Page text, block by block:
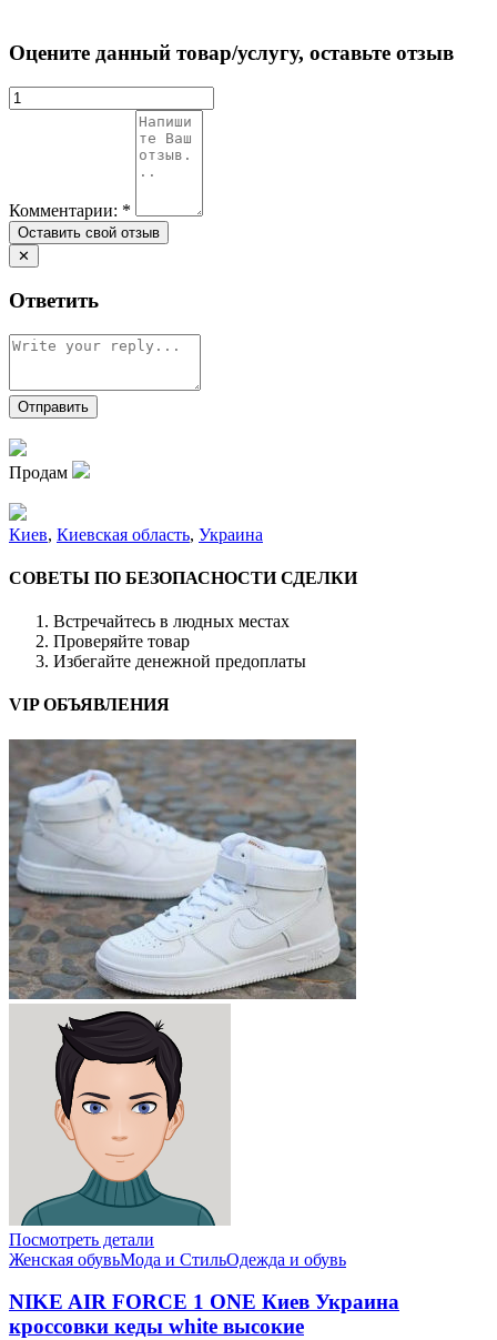
Оцените данный товар/услугу, оставьте отзыв
Комментарии: *
✕
Ответить
Продам
Киев, Киевская область, Украина
СОВЕТЫ ПО БЕЗОПАСНОСТИ СДЕЛКИ
Встречайтесь в людных местах
Проверяйте товар
Избегайте денежной предоплаты
VIP ОБЪЯВЛЕНИЯ
Посмотреть детали
Женская обувьМода и СтильОдежда и обувь
NIKE AIR FORCE 1 ONE Киев Украина
кроссовки кеды white высокие